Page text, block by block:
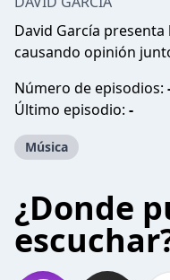
David García
causando opinión
Número de episodios:
Último episodio: -
Música
¿Donde